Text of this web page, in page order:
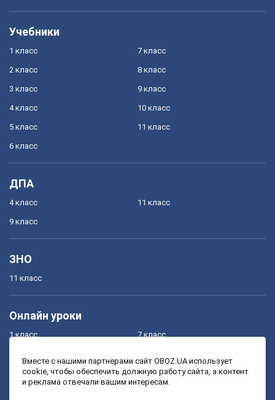
Учебники
1 класс
2 класс
3 класс
4 класс
5 класс
6 класс
7 класс
8 класс
9 класс
10 класс
11 класс
ДПА
4 класс
9 класс
11 класс
ЗНО
11 класс
Онлайн уроки
1 класс
3 класс
7 класс
9 класс
Вместе с нашими партнерами сайт OBOZ.UA использует
cookie, чтобы обеспечить должную работу сайта, а контент
и реклама отвечали вашим интересам.